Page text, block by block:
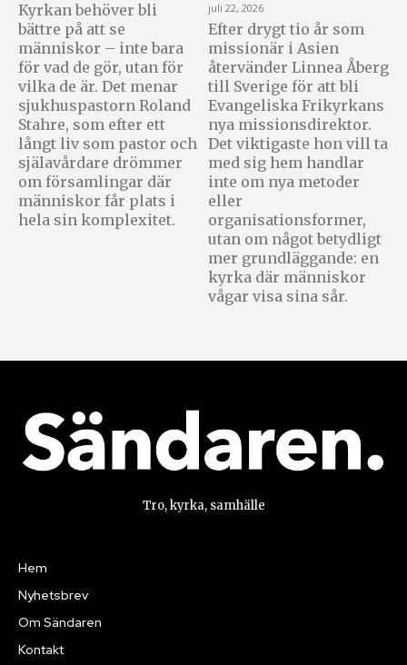
Kyrkan behöver bli
bättre på att se
människor – inte bara
för vad de gör, utan för
vilka de är. Det menar
sjukhuspastorn Roland
Stahre, som efter ett
långt liv som pastor och
själavårdare drömmer
om församlingar där
människor får plats i
hela sin komplexitet.
juli 22, 2026
Efter drygt tio år som
missionär i Asien
återvänder Linnea Åberg
till Sverige för att bli
Evangeliska Frikyrkans
nya missionsdirektor.
Det viktigaste hon vill ta
med sig hem handlar
inte om nya metoder
eller
organisationsformer,
utan om något betydligt
mer grundläggande: en
kyrka där människor
vågar visa sina sår.
Tro, kyrka, samhälle
Hem
Nyhetsbrev
Om Sändaren
Kontakt